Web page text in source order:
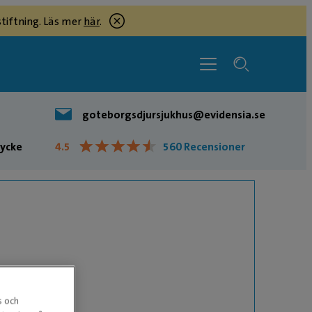
Läs merhär.
goteborgsdjursjukhus@evidensia.se
4.5 ★★★★★
★★★★★ 560 Recensioner
och